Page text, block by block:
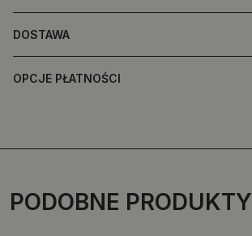
DOSTAWA
OPCJE PŁATNOŚCI
PODOBNE PRODUKTY